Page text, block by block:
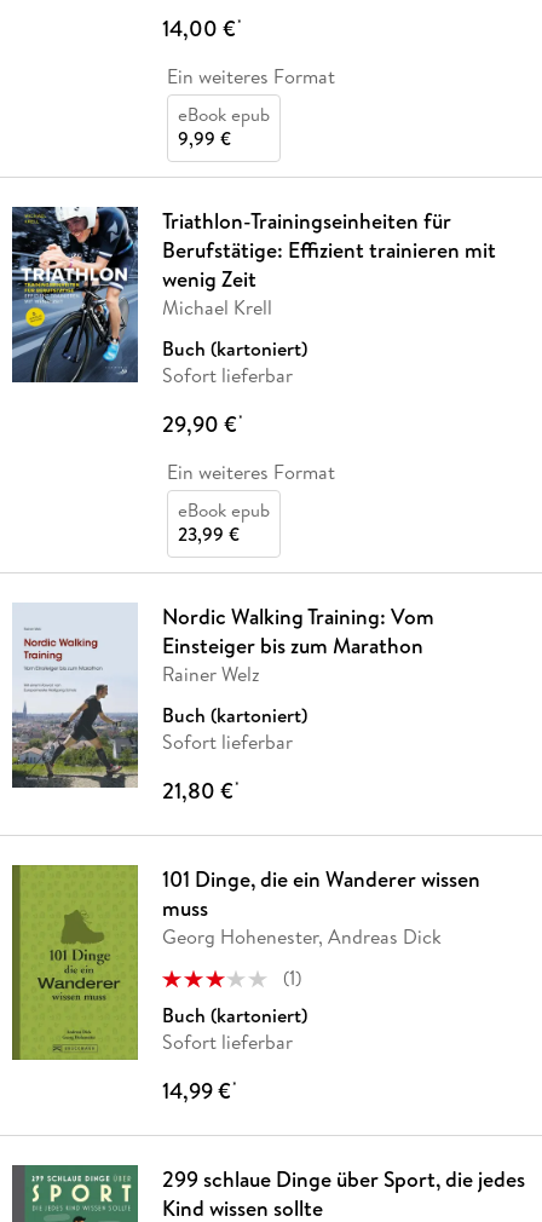
14,00 €*
Ein weiteres Format
eBook epub
9,99 €
Triathlon-Trainingseinheiten für
Berufstätige: Effizient trainieren mit
wenig Zeit
Michael Krell
Buch (kartoniert)
Sofort lieferbar
29,90 €*
Ein weiteres Format
eBook epub
23,99 €
Nordic Walking Training: Vom
Einsteiger bis zum Marathon
Rainer Welz
Buch (kartoniert)
Sofort lieferbar
21,80 €*
101 Dinge, die ein Wanderer wissen
muss
Georg Hohenester, Andreas Dick
(1)
Buch (kartoniert)
Sofort lieferbar
14,99 €*
299 schlaue Dinge über Sport, die jedes
Kind wissen sollte